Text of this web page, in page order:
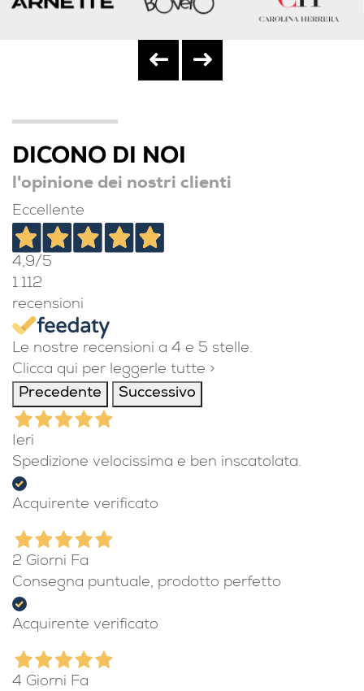
DICONO DI NOI
l'opinione dei nostri clienti
Eccellente
4,9/5
1.112
recensioni
Le nostre recensioni a 4 e 5 stelle.
Clicca qui per leggerle tutte >
Precedente
Successivo
Ieri
Spedizione velocissima e ben inscatolata.
Acquirente verificato
2 Giorni Fa
Consegna puntuale, prodotto perfetto
Acquirente verificato
4 Giorni Fa